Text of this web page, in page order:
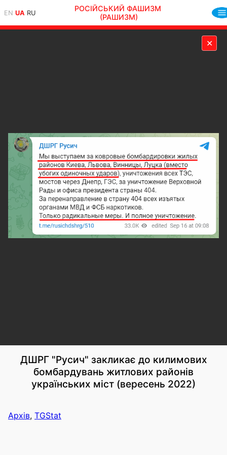
EN UA RU
РОСІЙСЬКИЙ ФАШИЗМ
(РАШИЗМ)
✕
ДШРГ "Русич" закликає до килимових
бомбардувань житлових районів
українських міст (вересень 2022)
Архів, TGStat